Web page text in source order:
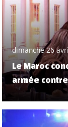
dimanche 26
Le Maroc
armée